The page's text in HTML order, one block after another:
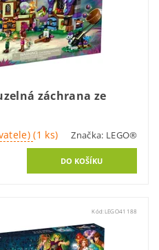
záchrana ze
(1 ks) Značka: LEGO®
Kód: LEGO41188